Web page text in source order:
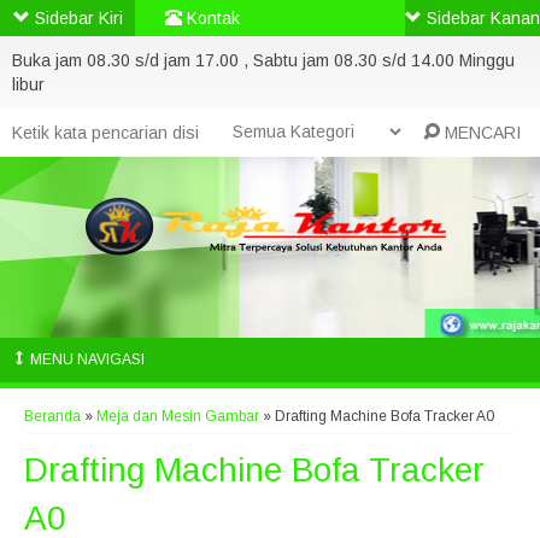
Buka jam 08.30 s/d jam 17.00 , Sabtu jam 08.30 s/d 14.00 Minggu
libur
MENCARI
MENU NAVIGASI
Beranda » Meja dan Mesin Gambar » Drafting Machine Bofa Tracker A0
Drafting Machine Bofa Tracker
A0
Sidebar Kiri Kontak Sidebar Kanan